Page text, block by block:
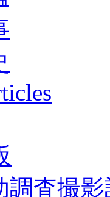
調査撮